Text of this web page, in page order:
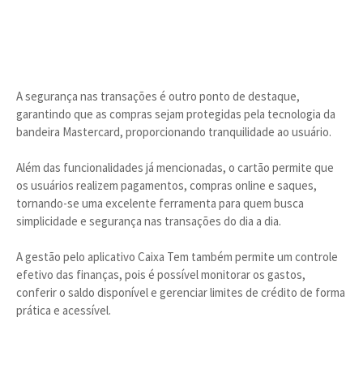
A segurança nas transações é outro ponto de destaque,
garantindo que as compras sejam protegidas pela tecnologia da
bandeira Mastercard, proporcionando tranquilidade ao usuário.
Além das funcionalidades já mencionadas, o cartão permite que
os usuários realizem pagamentos, compras online e saques,
tornando-se uma excelente ferramenta para quem busca
simplicidade e segurança nas transações do dia a dia.
A gestão pelo aplicativo Caixa Tem também permite um controle
efetivo das finanças, pois é possível monitorar os gastos,
conferir o saldo disponível e gerenciar limites de crédito de forma
prática e acessível.